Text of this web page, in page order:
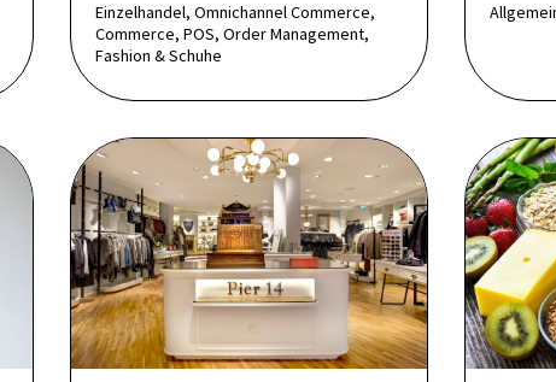
Einzelhandel, Omnichannel Commerce,
Commerce, POS, Order Management,
Fashion & Schuhe